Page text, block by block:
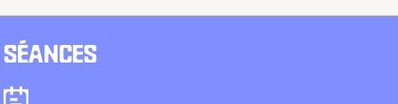
SÉANCES
Séances